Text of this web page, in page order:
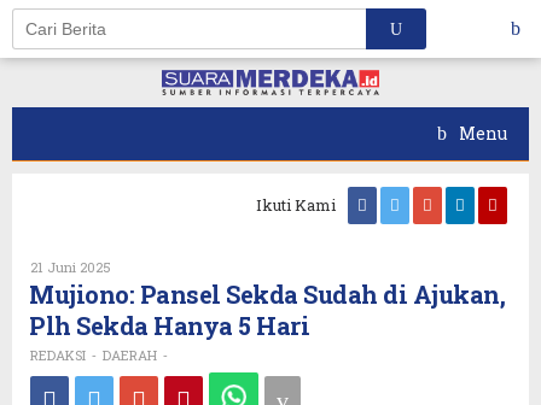
Skip
content
Menu
Ikuti Kami
21 Juni 2025
REDAKSI
Mujiono: Pansel Sekda Sudah di Ajukan,
Plh Sekda Hanya 5 Hari
REDAKSI - DAERAH -